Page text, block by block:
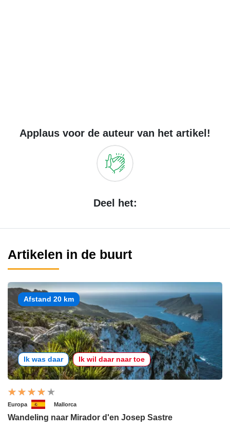
Applaus voor de auteur van het artikel!
Deel het:
Artikelen in de buurt
Afstand 20 km
Ik was daar Ik wil daar naar toe
Europa Mallorca
Wandeling naar Mirador d'en Josep Sastre